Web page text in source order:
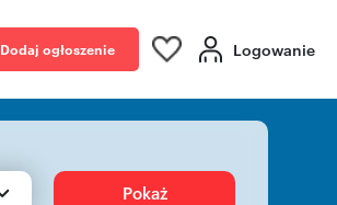
Dodaj ogłoszenie Logowanie
Pokaż